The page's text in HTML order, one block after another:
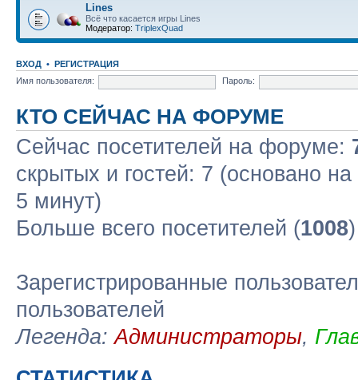
Lines
Всё что касается игры Lines
Модератор: TriplexQuad
ВХОД • РЕГИСТРАЦИЯ
Имя пользователя:
Пароль:
КТО СЕЙЧАС НА ФОРУМЕ
Сейчас посетителей на форуме:
скрытых и гостей: 7 (основано
5 минут)
Больше всего посетителей (1008
Зарегистрированные
пользователей
Легенда:Администраторы,